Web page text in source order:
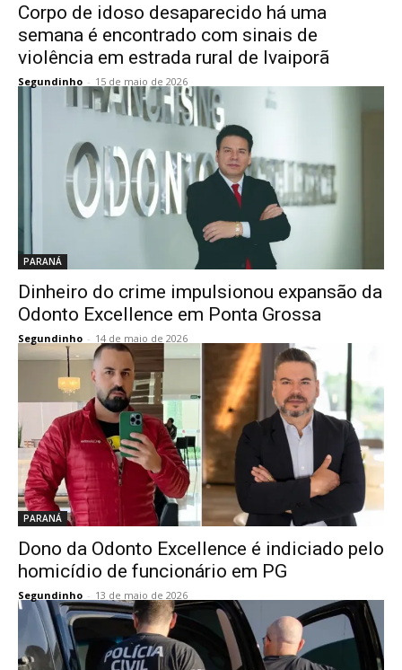
Corpo de idoso desaparecido há uma
semana é encontrado com sinais de
violência em estrada rural de Ivaiporã
Segundinho - 15 de maio de 2026
PARANÁ
Dinheiro do crime impulsionou expansão da
Odonto Excellence em Ponta Grossa
Segundinho - 14 de maio de 2026
PARANÁ
Dono da Odonto Excellence é indiciado pelo
homicídio de funcionário em PG
Segundinho - 13 de maio de 2026